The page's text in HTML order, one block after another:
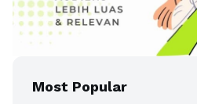
Most Popular